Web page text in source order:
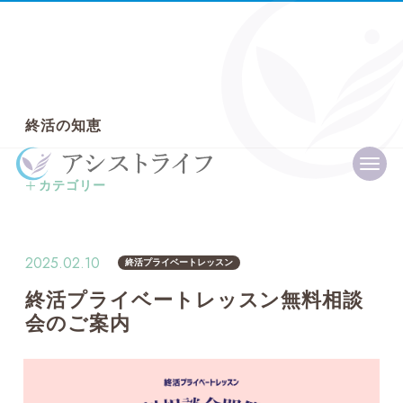
終活の知恵
カテゴリー
終活プライベートレッスン
終活の話
信託の話
2025.02.10 終活プライベートレッスン
終活プライベートレッスン無料相談
会のご案内